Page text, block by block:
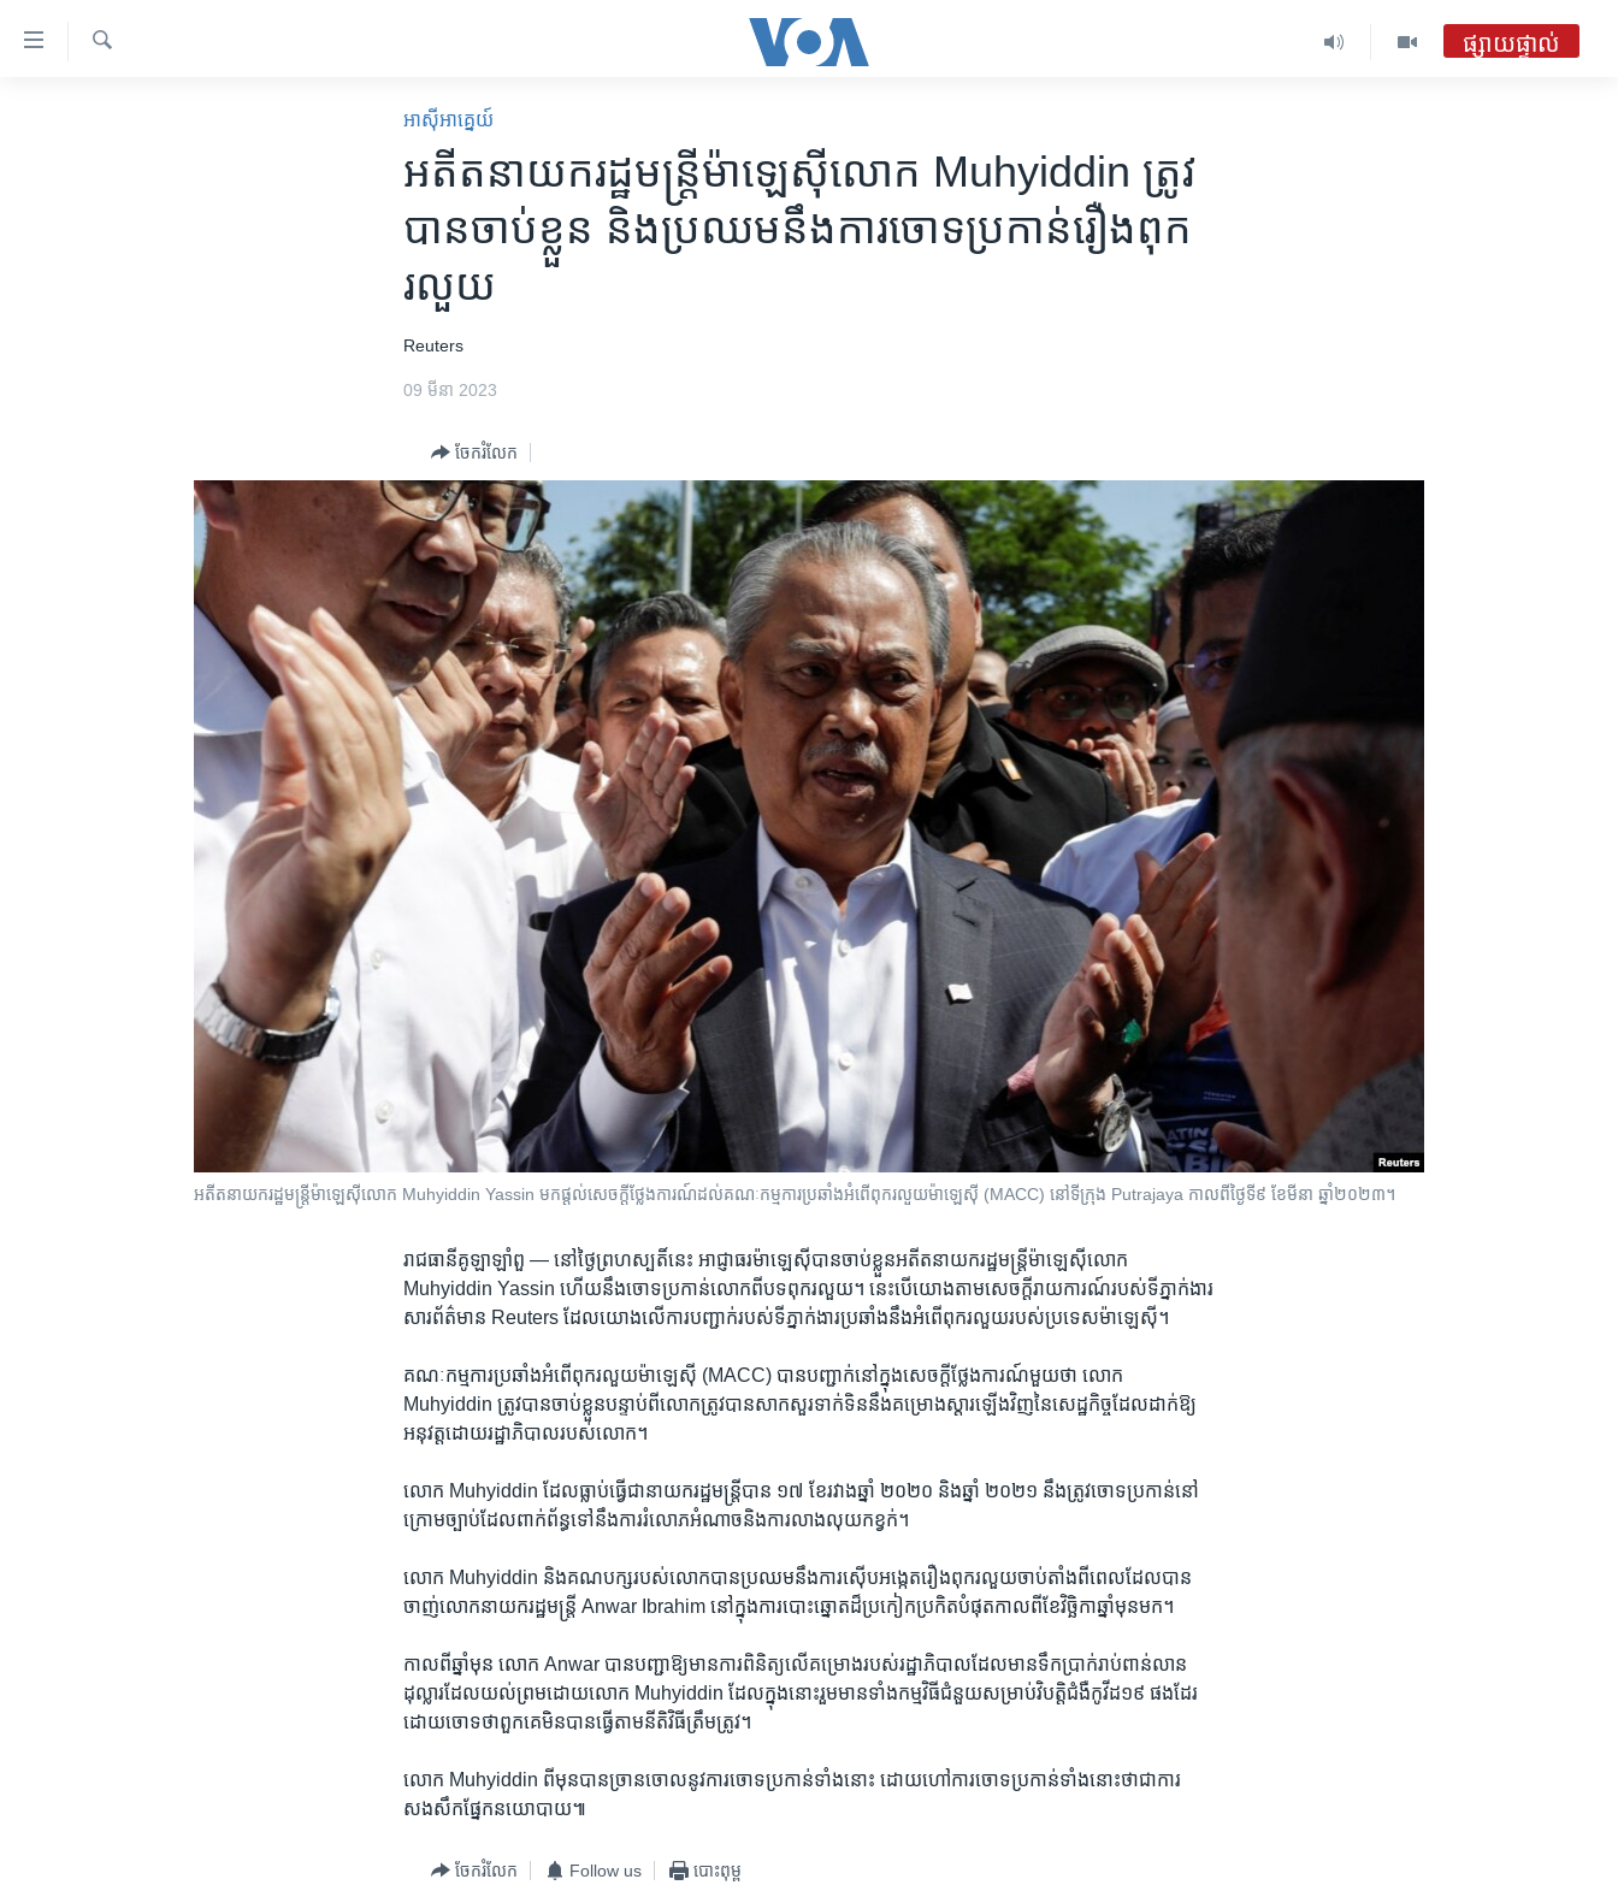
ទៅ​
ផ្សាយផ្ទាល់
អាស៊ី​អាគ្នេយ៍
អតីត​នាយករដ្ឋមន្ត្រី​ម៉ាឡេស៊ី​លោក Muhyiddin ត្រូវ​
បាន​ចាប់​ខ្លួន និង​ប្រឈម​នឹង​ការ​ចោទ​ប្រកាន់​រឿង​ពុក
រលួយ
​Reuters
09 មីនា 2023
ចែករំលែក
អតីត​នាយក​រដ្ឋមន្ត្រី​ម៉ាឡេស៊ី​លោក Muhyiddin Yassin មក​ផ្តល់​សេចក្តី​ថ្លែងការណ៍​ដល់​គណៈកម្មការ​ប្រឆាំង​អំពើ​ពុករលួយ​ម៉ាឡេស៊ី ​(MACC) នៅ​ទី​ក្រុង ​Putrajaya កាល​ពី​ថ្ងៃ​ទី​៩ ខែ​មីនា ឆ្នាំ​២០២៣។
រាជធានី​គូឡាឡាំពួ —នៅ​ថ្ងៃ​ព្រហស្បតិ៍​នេះ អាជ្ញាធរ​ម៉ាឡេស៊ី​បាន​ចាប់ខ្លួន​អតីត​នាយក​រដ្ឋមន្ត្រី​ម៉ាឡេស៊ី​លោក
Muhyiddin Yassin ​ហើយ​នឹង​ចោទ​ប្រកាន់​លោក​ពី​បទ​ពុករលួយ។ នេះ​បើ​យោង​តាម​សេចក្ដី​រាយការណ៍​របស់​ទីភ្នាក់ងារ​
សារព័ត៌មាន Reuters ​ដែល​យោង​លើ​ការ​បញ្ជាក់​របស់​ទីភ្នាក់ងារ​ប្រឆាំង​នឹង​អំពើ​ពុករលួយ​របស់​ប្រទេស​ម៉ាឡេស៊ី។
គណៈកម្មការ​ប្រឆាំង​អំពើ​ពុករលួយ​ម៉ាឡេស៊ី ​(MACC) ​បាន​បញ្ជាក់​នៅ​ក្នុង​សេចក្ដី​ថ្លែងការណ៍​មួយ​ថា​ លោក
Muhyiddin ​ត្រូវ​បាន​ចាប់​ខ្លួន​បន្ទាប់ពី​លោក​ត្រូវ​បាន​សាកសួរ​ទាក់ទិន​នឹង​គម្រោង​ស្តារ​ឡើង​វិញ​នៃ​សេដ្ឋកិច្ច​ដែល​ដាក់​ឱ្យ​
អនុវត្ត​ដោយ​រដ្ឋាភិបាល​របស់​លោក។
លោក Muhyiddin ដែល​ធ្លាប់​ធ្វើ​ជា​នាយករដ្ឋមន្ត្រី​បាន ​១៧ ​ខែ​រវាង​ឆ្នាំ ២០២០ និង​ឆ្នាំ ២០២១ នឹង​ត្រូវ​ចោទ​ប្រកាន់​នៅ​
ក្រោម​ច្បាប់​ដែល​ពាក់ព័ន្ធ​ទៅ​នឹង​ការ​រំលោភ​អំណាច​និង​ការ​លាង​លុយ​កខ្វក់។
លោក Muhyiddin និង​គណបក្ស​របស់​លោក​បាន​ប្រឈម​នឹង​ការ​ស៊ើប​អង្កេត​រឿង​ពុករលួយ​ចាប់​តាំងពី​ពេល​ដែល​បាន​
ចាញ់​លោក​នាយករដ្ឋមន្ត្រី Anwar Ibrahim នៅ​ក្នុង​ការ​បោះឆ្នោត​ដ៏​ប្រកៀក​ប្រកិត​បំផុត​កាលពី​ខែ​វិច្ឆិកា​ឆ្នាំ​មុន​មក។
កាលពី​ឆ្នាំ​មុន លោក Anwar បាន​បញ្ជា​ឱ្យ​មាន​ការ​ពិនិត្យ​លើ​គម្រោង​របស់​រដ្ឋាភិបាល​ដែល​មានទឹកប្រាក់​រាប់​ពាន់​លាន​
ដុល្លារ​ដែល​យល់ព្រម​ដោយ​លោក Muhyiddin ដែល​ក្នុង​នោះ​រួម​មាន​ទាំង​កម្មវិធី​ជំនួយ​សម្រាប់​វិបត្តិ​ជំងឺ​កូវីដ១៩ ផង​ដែរ
ដោយ​ចោទ​ថា​ពួកគេ​មិន​បាន​ធ្វើ​តាម​នីតិវិធី​ត្រឹមត្រូវ។
លោក Muhyiddin ពី​មុន​បាន​ច្រានចោល​នូវ​ការ​ចោទ​ប្រកាន់​ទាំង​នោះ ដោយ​ហៅ​ការ​ចោទ​ប្រកាន់​ទាំងនោះ​ថា​ជា​ការ​
សងសឹក​ផ្នែក​នយោបាយ៕
ចែករំលែក Follow us បោះពុម្ព